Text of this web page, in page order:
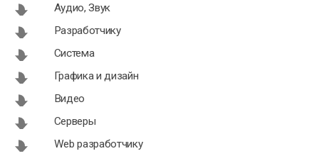
Аудио, Звук
Разработчику
Система
Графика и дизайн
Видео
Серверы
Web разработчику